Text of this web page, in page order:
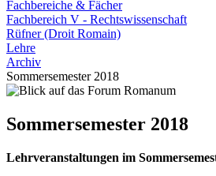
Fachbereiche & Fächer
Fachbereich V - Rechtswissenschaft
Rüfner (Droit Romain)
Lehre
Archiv
Sommersemester 2018
Sommersemester 2018
Lehrveranstaltungen im